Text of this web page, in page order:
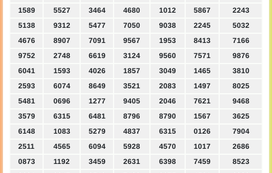
1589
5527 3464 4680 1012 5867
2243
5138
9312 5477 7050 9038 2245
5032
4676
8907 7091 9567 1953 8413
7166
9752
2748 6619 3124 9560 7571
9876
6041
1593 4026 1857 3049 1465
3810
2593
6074 8649 3521 2083 1497
8025
5481
0696 1277 9405 2046 7621
9468
3579
6315 6481 8796 8790 1567
3625
6148
1083 5279 4837 6315 0126
7904
2511
4565 6094 5928 4570 1017
2686
0873
1192 3459 2631 6398 7459
8523